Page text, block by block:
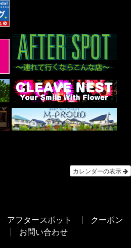
カレンダーの表示
アフタースポット
クーポン
お問い合わせ